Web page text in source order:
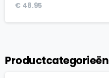
€ 48.95
Productcategorieën